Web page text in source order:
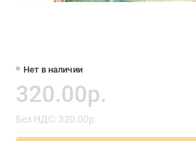
Нет в наличии
320.00р.
Без НДС: 320.00р.